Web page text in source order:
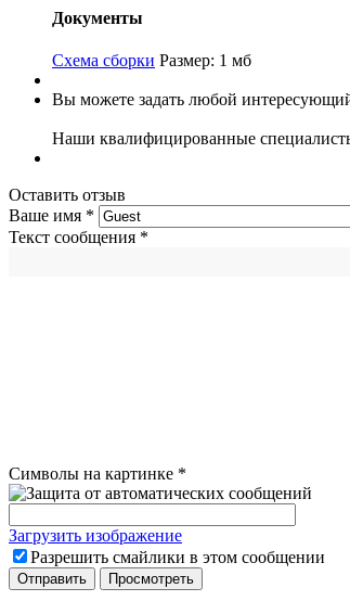
Документы
Схема сборки Размер: 1 мб
Вы можете задать любой
Наши квалифицированные
Оставить отзыв
Ваше имя *
Текст сообщения *
Символы на картинке *
Загрузить изображение
Разрешить смайлики в этом сообщении